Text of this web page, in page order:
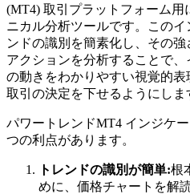
(MT4) 取引プラットフォーム用
ニカル分析ツールです。この
ンドの識別を簡素化し、その
アクションを分析することで
の動きをわかりやすい視覚的
取引の決定を下せるようにしま
パワートレンドMT4 インジケ
つの利点があります。
トレンドの識別が簡単:根
めに、価格チャートを解